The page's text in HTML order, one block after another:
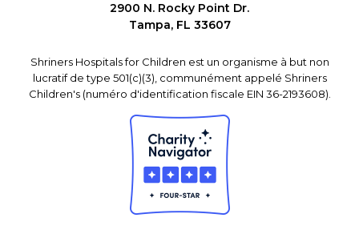
2900 N. Rocky Point Dr.
Tampa, FL 33607
Shriners Hospitals for Children est un organisme à but non
lucratif de type 501(c)(3), communément appelé Shriners
Children's (numéro d'identification fiscale EIN 36-2193608).